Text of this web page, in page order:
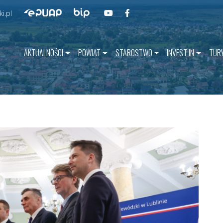
Przejdź do ePUAPPrzejdź do BIPPrzejdź do naszego kanału na
AKTUALNOŚCI POWIAT STAROSTWO INVEST IN